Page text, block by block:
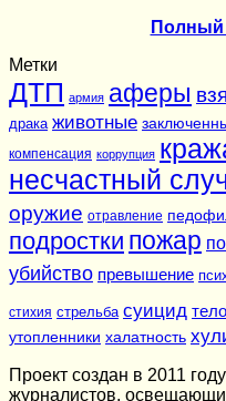
Полный
Метки
ДТП армия аферы
драка животные
компенсация коррупция
несчастный
оружие отравление
подростки пожар
убийство превышение
стихия стрельба суицид тело
утопленники халатность
Проект создан в 2011
журналистов,